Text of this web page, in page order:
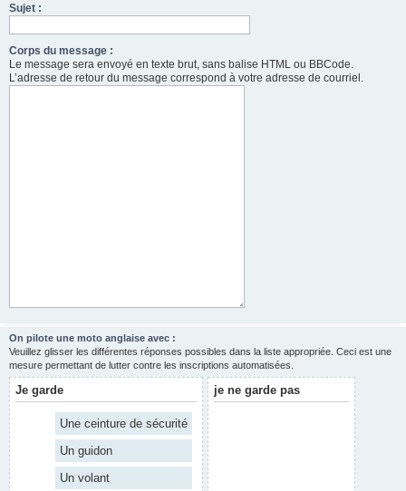
Sujet :
Corps du message :
Le message sera envoyé en texte brut, sans balise HTML ou BBCode.
L’adresse de retour du message correspond à votre adresse de courriel.
On pilote une moto anglaise avec :
Veuillez glisser les différentes réponses possibles dans la liste appropriée. Ceci est une
mesure permettant de lutter contre les inscriptions automatisées.
Je garde
Une ceinture de sécurité
Un guidon
Un volant
je ne garde pas